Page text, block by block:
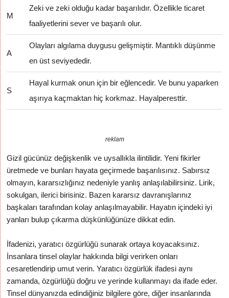
M
Zeki ve zeki olduğu kadar başarılıdır. Özellikle ticaret
faaliyetlerini sever ve başarılı olur.
A
Olayları algılama duygusu gelişmiştir. Mantıklı düşünme
en üst seviyededir.
S
Hayal kurmak onun için bir eğlencedir. Ve bunu yaparken
aşırıya kaçmaktan hiç korkmaz. Hayalperesttir.
reklam
Gizil gücünüz değişkenlik ve uysallıkla ilintilidir. Yeni fikirler
üretmede ve bunları hayata geçirmede başarılısınız. Sabırsız
olmayın, kararsızlığınız nedeniyle yanlış anlaşılabilirsiniz. Lirik,
sokulgan, ilerici birisiniz. Bazen kararsız davranışlarınız
başkaları tarafından kolay anlaşılmayabilir. Hayatın içindeki iyi
yanları bulup çıkarma düşkünlüğünüze dikkat edin.
İfadenizi, yaratıcı özgürlüğü sunarak ortaya koyacaksınız.
İnsanlara tinsel olaylar hakkında bilgi verirken onları
cesaretlendirip umut verin. Yaratıcı özgürlük ifadesi aynı
zamanda, özgürlüğü doğru ve yerinde kullanmayı da ifade eder.
Tinsel dünyanızda edindiğiniz bilgilere göre, diğer insanlarında